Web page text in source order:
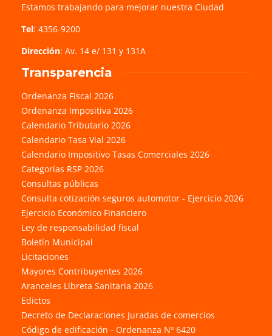
Estamos trabajando para mejorar nuestra Ciudad
Tel: 4356-9200
Dirección: Av. 14 e/ 131 y 131A
Transparencia
Ordenanza Fiscal 2026
Ordenanza Impositiva 2026
Calendario Tributario 2026
Calendario Tasa Vial 2026
Calendario Impositivo Tasas Comerciales 2026
Categorías RSP 2026
Consultas públicas
Consulta cotización seguros automotor - Ejercicio 2026
Ejercicio Económico Financiero
Ley de responsabilidad fiscal
Boletín Municipal
Licitaciones
Mayores Contribuyentes 2026
Aranceles Libreta Sanitaria 2026
Edictos
Decreto de Declaraciones Juradas de comercios
Código de edificación - Ordenanza Nº 6420